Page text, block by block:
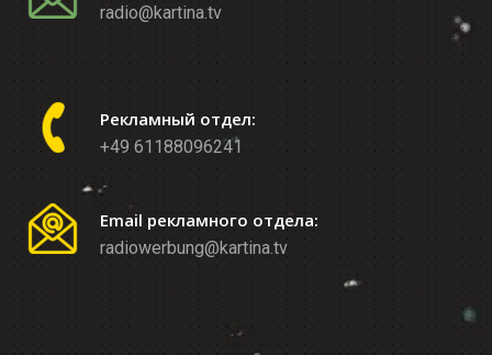
radio@kartina.tv
Рекламный отдел:
+49 61188096241
Email рекламного отдела:
radiowerbung@kartina.tv